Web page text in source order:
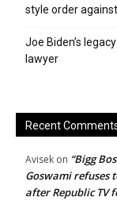
style order
Joe Biden’s
lawyer
Recent
Avisek on “Bigg
Goswami refuses
after Republic TV